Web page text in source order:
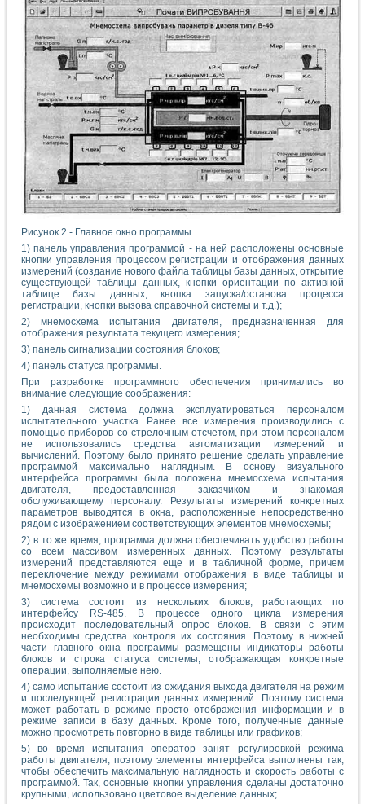
Рисунок 2 - Главное окно программы
1) панель управления программой - на ней расположены основные
кнопки управления процессом регистрации и отображения данных
измерений (создание нового файла таблицы базы данных, открытие
существующей таблицы данных, кнопки ориентации по активной
таблице базы данных, кнопка запуска/останова процесса
регистрации, кнопки вызова справочной системы и т.д.);
2) мнемосхема испытания двигателя, предназначенная для
отображения результата текущего измерения;
3) панель сигнализации состояния блоков;
4) панель статуса программы.
При разработке программного обеспечения принимались во
внимание следующие соображения:
1) данная система должна эксплуатироваться персоналом
испытательного участка. Ранее все измерения производились с
помощью приборов со стрелочным отсчетом, при этом персоналом
не использовались средства автоматизации измерений и
вычислений. Поэтому было принято решение сделать управление
программой максимально наглядным. В основу визуального
интерфейса программы была положена мнемосхема испытания
двигателя, предоставленная заказчиком и знакомая
обслуживающему персоналу. Результаты измерений конкретных
параметров выводятся в окна, расположенные непосредственно
рядом с изображением соответствующих элементов мнемосхемы;
2) в то же время, программа должна обеспечивать удобство работы
со всем массивом измеренных данных. Поэтому результаты
измерений представляются еще и в табличной форме, причем
переключение между режимами отображения в виде таблицы и
мнемосхемы возможно и в процессе измерения;
3) система состоит из нескольких блоков, работающих по
интерфейсу RS-485. В процессе одного цикла измерения
происходит последовательный опрос блоков. В связи с этим
необходимы средства контроля их состояния. Поэтому в нижней
части главного окна программы размещены индикаторы работы
блоков и строка статуса системы, отображающая конкретные
операции, выполняемые нею.
4) само испытание состоит из ожидания выхода двигателя на режим
и последующей регистрации данных измерений. Поэтому система
может работать в режиме просто отображения информации и в
режиме записи в базу данных. Кроме того, полученные данные
можно просмотреть повторно в виде таблицы или графиков;
5) во время испытания оператор занят регулировкой режима
работы двигателя, поэтому элементы интерфейса выполнены так,
чтобы обеспечить максимальную наглядность и скорость работы с
программой. Так, основные кнопки управления сделаны достаточно
крупными, использовано цветовое выделение данных;